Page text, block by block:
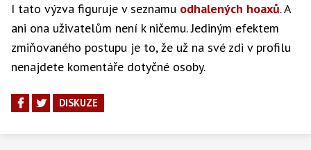
I tato výzva figuruje v seznamu odhalených hoaxů. A
ani ona uživatelům není k ničemu. Jediným efektem
zmiňovaného postupu je to, že už na své zdi v profilu
nenajdete komentáře dotyčné osoby.
DISKUZE